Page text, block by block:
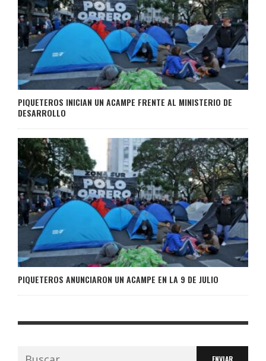
PIQUETEROS INICIAN UN ACAMPE FRENTE AL MINISTERIO DE
DESARROLLO
PIQUETEROS ANUNCIARON UN ACAMPE EN LA 9 DE JULIO
Buscar: